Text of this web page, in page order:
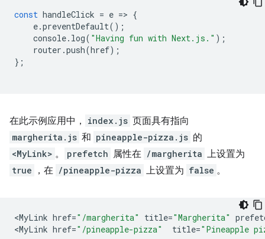
const handleClick = e => {
e.preventDefault();
console. log( "Having fun with Next.js." );
router .push(href);
};
在此示例应用中， index.js 页面具有指向
margherita.js 和 pineapple-pizza.js 的
<MyLink> 。 prefetch 属性在 /margherita 上设置为
true ，在 /pineapple-pizza 上设置为 false 。
<MyLink href="/margherita" title="Margherita"
<MyLink href="/pineapple-pizza" title="Pineapple